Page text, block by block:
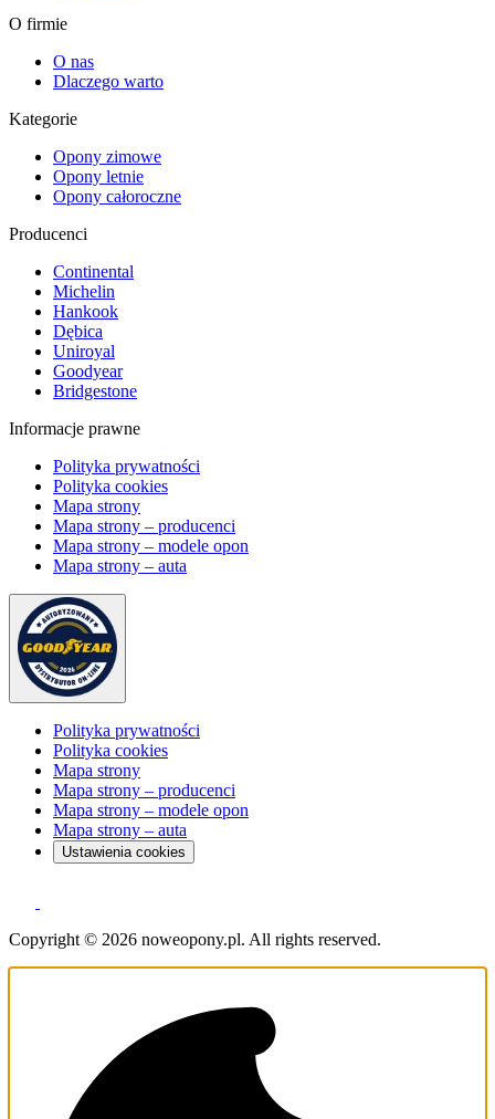
O firmie
O nas
Dlaczego warto
Kategorie
Opony zimowe
Opony letnie
Opony całoroczne
Producenci
Continental
Michelin
Hankook
Dębica
Uniroyal
Goodyear
Bridgestone
Informacje prawne
Polityka prywatności
Polityka cookies
Mapa strony
Mapa strony – producenci
Mapa strony – modele opon
Mapa strony – auta
Polityka prywatności
Polityka cookies
Mapa strony
Mapa strony – producenci
Mapa strony – modele opon
Mapa strony – auta
Ustawienia cookies
Copyright © 2026 noweopony.pl. All rights reserved.